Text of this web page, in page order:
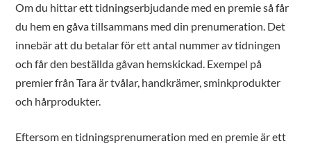
Om du hittar ett tidningserbjudande med en premie så får
du hem en gåva tillsammans med din prenumeration. Det
innebär att du betalar för ett antal nummer av tidningen
och får den beställda gåvan hemskickad. Exempel på
premier från Tara är tvålar, handkrämer, sminkprodukter
och hårprodukter.
Eftersom en tidningsprenumeration med en premie är ett